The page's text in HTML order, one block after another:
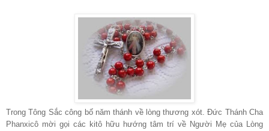
Trong Tông Sắc công bố năm thánh về lòng thương xót. Đức Thánh Cha
Phanxicô mời gọi các kitô hữu hướng tâm trí về Người Mẹ của Lòng